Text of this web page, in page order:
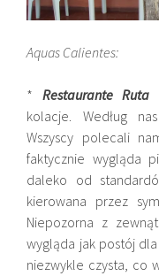
Aquas Calientes:
* Restaurante Ruta
kolacje. Według
Wszyscy polecali
faktycznie wygląda
daleko od
kierowana przez
Niepozorna z
wygląda jak postój
niezwykle czysta, co